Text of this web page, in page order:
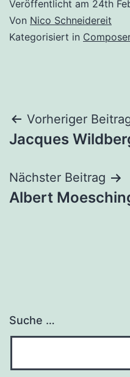
Veröffentlicht am 24th
Von Nico Schneidereit
Kategorisiert in
Beitrags-
Navigation
Vorheriger
Jacques
Nächster Beitrag
Albert
Suche …